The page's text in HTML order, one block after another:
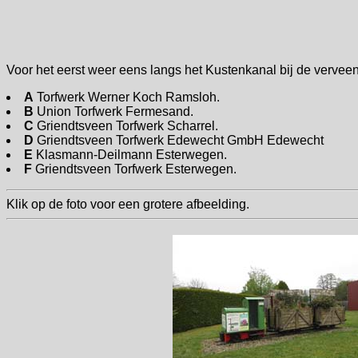
Voor het eerst weer eens langs het Kustenkanal bij de
A Torfwerk Werner Koch Ramsloh.
B Union Torfwerk Fermesand.
C Griendtsveen Torfwerk Scharrel.
D Griendtsveen Torfwerk Edewecht GmbH Edewecht
E Klasmann-Deilmann Esterwegen.
F Griendtsveen Torfwerk Esterwegen.
Klik op de foto voor een grotere afbeelding.